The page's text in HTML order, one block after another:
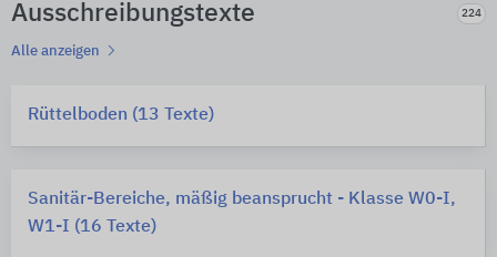
Ausschreibungstexte 224
Alle anzeigen
Rüttelboden (13 Texte)
Sanitär-Bereiche, mäßig beansprucht - Klasse W0-I,
W1-I (16 Texte)